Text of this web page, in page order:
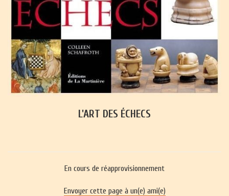
L'ART DES ÉCHECS
En cours de réapprovisionnement
Envoyer cette page à un(e) ami(e)